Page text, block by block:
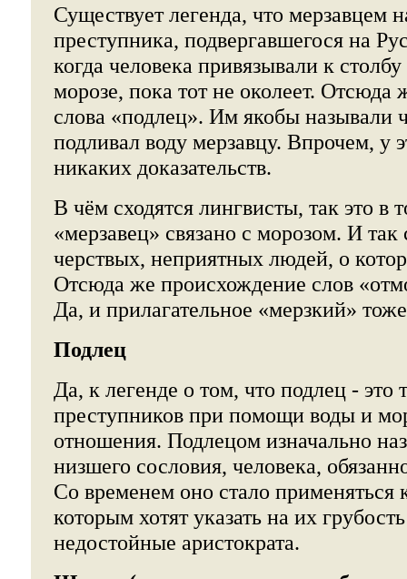
Существует легенда, что мерзавцем
преступника, подвергавшегося на
когда человека привязывали к
морозе, пока тот не околеет. Отсюда
слова «подлец». Им якобы называли
подливал воду мерзавцу. Впрочем, у
никаких доказательств.
В чём сходятся лингвисты, так это в
«мерзавец» связано с морозом. И так
черствых, неприятных людей, о
Отсюда же происхождение слов
Да, и прилагательное «мерзкий»
Подлец
Да, к легенде о том, что подлец - это
преступников при помощи воды и
отношения. Подлецом изначально
низшего сословия, человека,
Со временем оно стало применяться
которым хотят указать на их
недостойные аристократа.